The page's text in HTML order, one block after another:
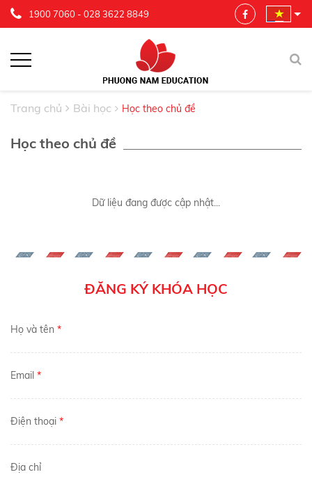
1900 7060 - 028 3622 8849
Trang chủ Bài học Học theo chủ đề
Học theo chủ đề
Dữ liệu đang được cập nhật...
ĐĂNG KÝ KHÓA HỌC
Họ và tên *
Email *
Điện thoại *
Địa chỉ